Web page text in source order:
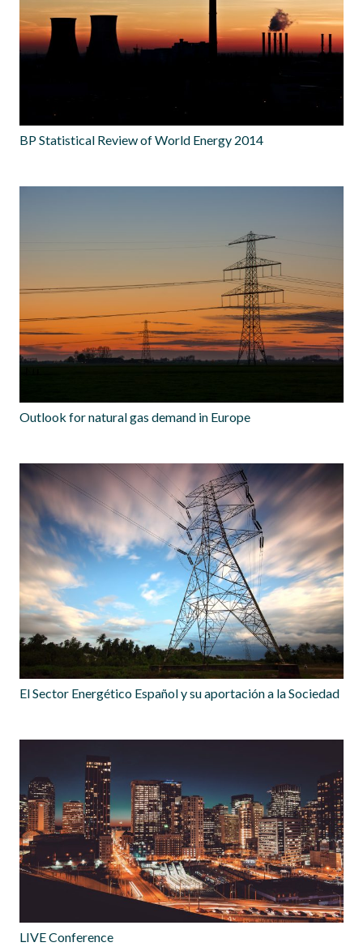
BP Statistical Review of World Energy 2014
Outlook for natural gas demand in Europe
El Sector Energético Español y su aportación a la Sociedad
LIVE Conference